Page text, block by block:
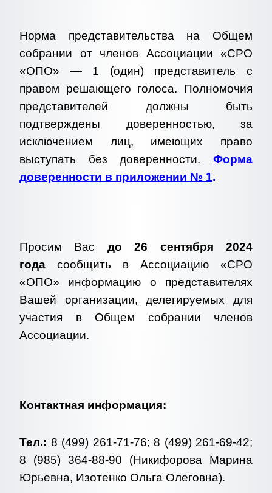
Норма представительства на Общем
собрании от членов Ассоциации «СРО
«ОПО» — 1 (один) представитель с
правом решающего голоса. Полномочия
представителей должны быть
подтверждены доверенностью, за
исключением лиц, имеющих право
выступать без доверенности. Форма
доверенности в приложении № 1.
Просим Вас до 26 сентября 2024
года сообщить в Ассоциацию «СРО
«ОПО» информацию о представителях
Вашей организации, делегируемых для
участия в Общем собрании членов
Ассоциации.
Контактная информация:
Тел.: 8 (499) 261-71-76; 8 (499) 261-69-42;
8 (985) 364-88-90 (Никифорова Марина
Юрьевна, Изотенко Ольга Олеговна).